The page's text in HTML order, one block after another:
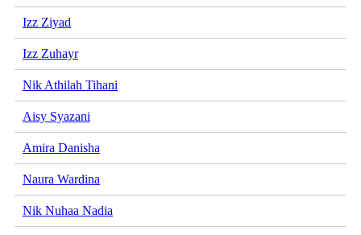
Izz Ziyad
Izz Zuhayr
Nik Athilah Tihani
Aisy Syazani
Amira Danisha
Naura Wardina
Nik Nuhaa Nadia